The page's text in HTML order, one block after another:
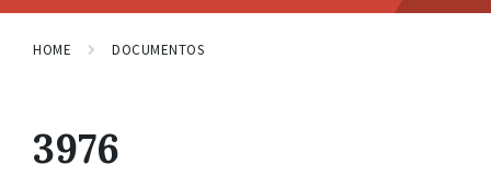
HOME DOCUMENTOS
3976